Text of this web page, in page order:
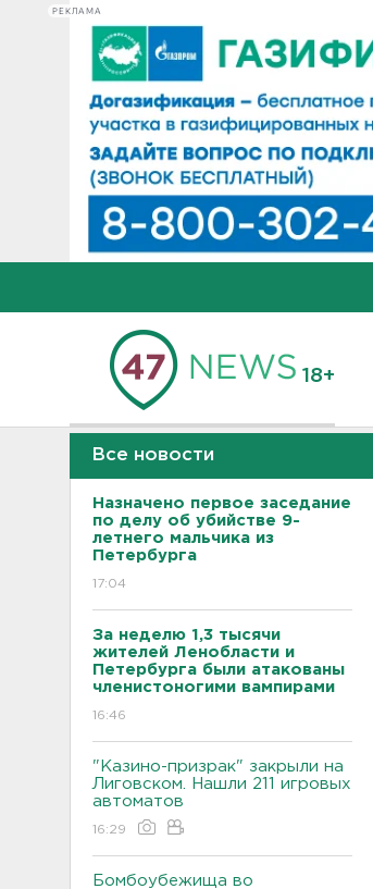
РЕКЛАМА
18+
Все новости
Назначено первое заседание
по делу об убийстве 9-
летнего мальчика из
Петербурга
17:04
За неделю 1,3 тысячи
жителей Ленобласти и
Петербурга были атакованы
членистоногими вампирами
16:46
"Казино-призрак" закрыли на
Лиговском. Нашли 211 игровых
автоматов
16:29
Бомбоубежища во